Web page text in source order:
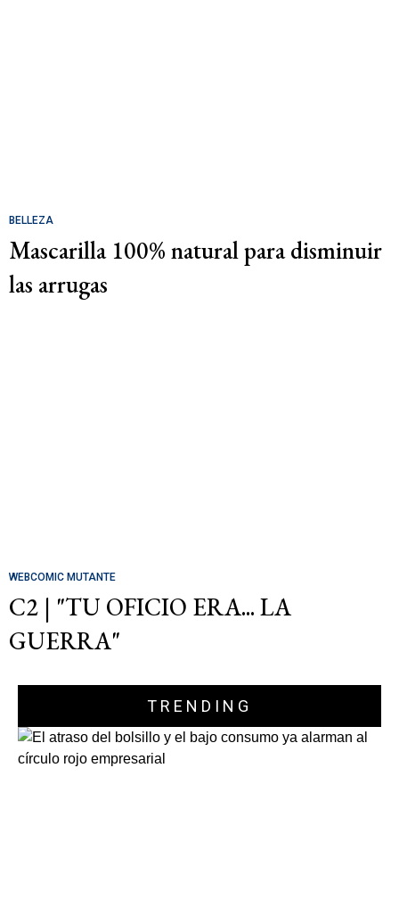
BELLEZA
Mascarilla 100% natural para disminuir
las arrugas
WEBCOMIC MUTANTE
C2 | "TU OFICIO ERA... LA
GUERRA"
TRENDING